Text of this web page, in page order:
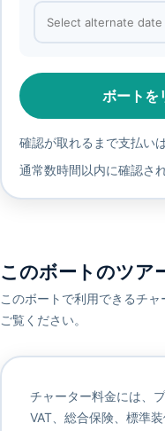
ボートを
確認が取れるまで支払い
通常数時間以内に確認さ
このボートのツア
このボートで利用できるチ
ご覧ください。
チャーター料金には、
VAT、総合保険、標準